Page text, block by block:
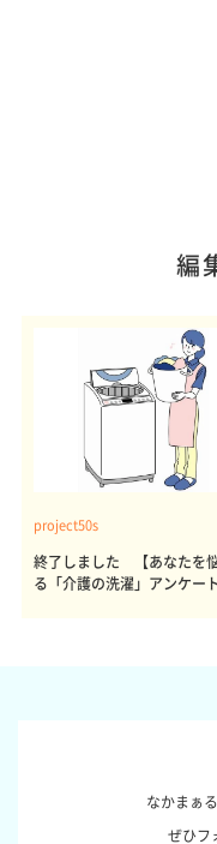
編
project50s
終了しました 【あなたを
る「介護の洗濯」アンケ
なかまぁ
ぜひフ